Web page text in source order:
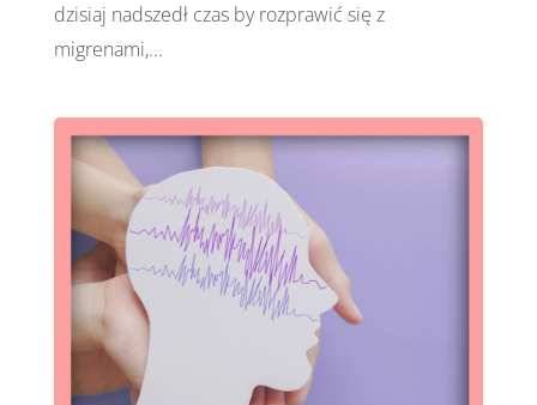
dzisiaj nadszedł czas by rozprawić się z
migrenami,...